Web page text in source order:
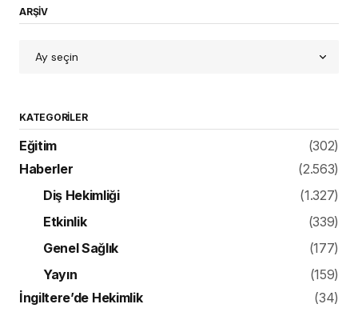
ARŞİV
KATEGORILER
Eğitim
(302)
Haberler
(2.563)
Diş Hekimliği
(1.327)
Etkinlik
(339)
Genel Sağlık
(177)
Yayın
(159)
İngiltere’de Hekimlik
(34)